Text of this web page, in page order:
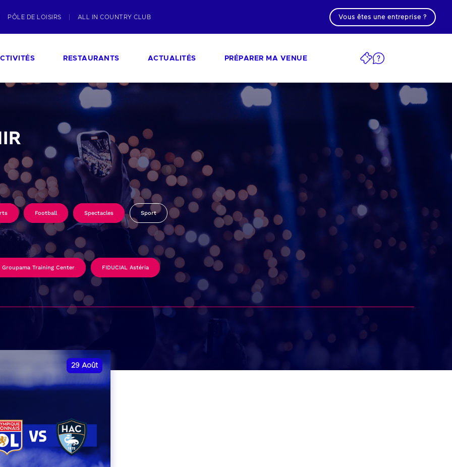
PÔLE DE LOISIRS ALL IN COUNTRY CLUB Vous êtes une entreprise ?
RESTAURANTS ACTUALITÉS PRÉPARER MA VENUE
Football Spectacles Sport
Groupama Training Center FIDUCIAL Astéria
29 Août